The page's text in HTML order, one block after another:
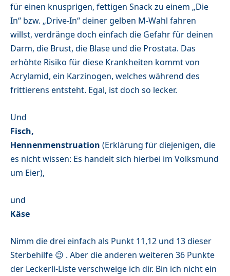
für einen knusprigen, fettigen Snack zu einem „Die
In“ bzw. „Drive-In“ deiner gelben M-Wahl fahren
willst, verdränge doch einfach die Gefahr für deinen
Darm, die Brust, die Blase und die Prostata. Das
erhöhte Risiko für diese Krankheiten kommt von
Acrylamid, ein Karzinogen, welches während des
frittierens entsteht. Egal, ist doch so lecker.
Und
Fisch,
Hennenmenstruation (Erklärung für diejenigen, die
es nicht wissen: Es handelt sich hierbei im Volksmund
um Eier),
und
Käse
Nimm die drei einfach als Punkt 11,12 und 13 dieser
Sterbehilfe 😉 . Aber die anderen weiteren 36 Punkte
der Leckerli-Liste verschweige ich dir. Bin ich nicht ein